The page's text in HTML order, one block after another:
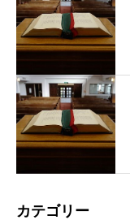
カテゴリー